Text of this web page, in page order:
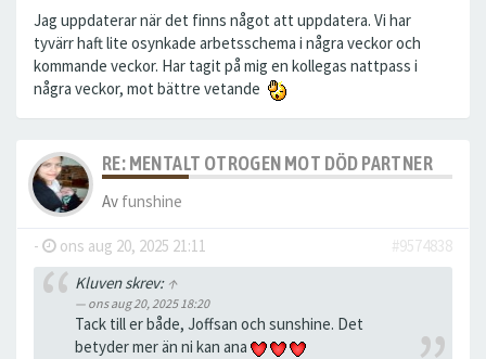
Jag uppdaterar när det finns något att uppdatera. Vi har
tyvärr haft lite osynkade arbetsschema i några veckor och
kommande veckor. Har tagit på mig en kollegas nattpass i
några veckor, mot bättre vetande
RE: MENTALT OTROGEN MOT DÖD PARTNER
Av funshine
- ons aug 20, 2025 21:11
#9574838
Kluven skrev: ↑
ons aug 20, 2025 18:20
Tack till er både, Joffsan och sunshine. Det
betyder mer än ni kan ana